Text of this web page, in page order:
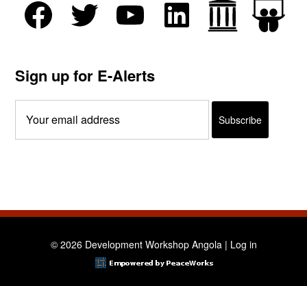
Sign up for E-Alerts
© 2026 Development Workshop Angola | Log in